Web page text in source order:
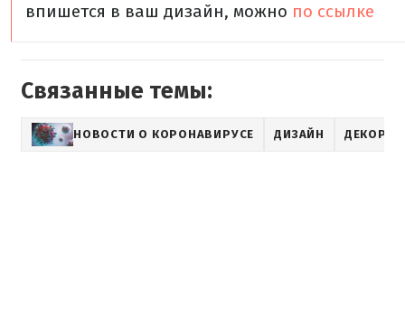
впишется в ваш дизайн, можно по ссылке
Связанные темы:
НОВОСТИ О КОРОНАВИРУСЕ ДИЗАЙН ДЕКОР И